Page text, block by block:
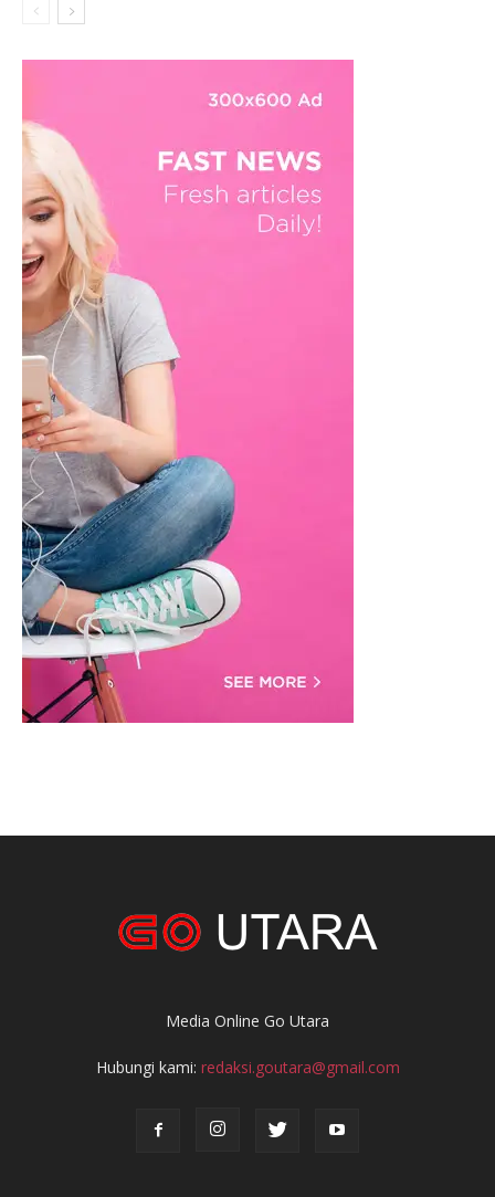
Media Online Go Utara
Hubungi kami: redaksi.goutara@gmail.com